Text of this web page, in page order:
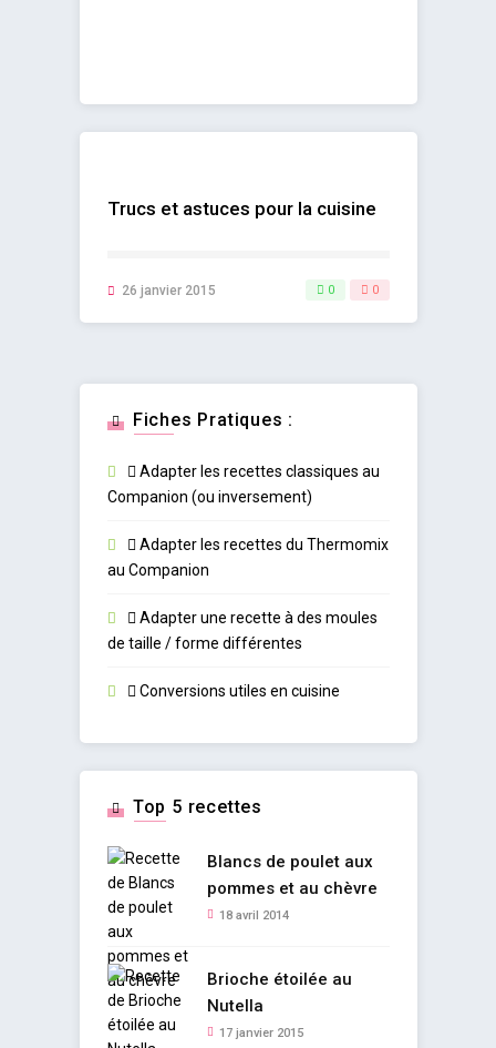
Trucs et astuces pour la cuisine
26 janvier 2015 0 0
Fiches Pratiques :
Adapter les recettes classiques au
Companion (ou inversement)
Adapter les recettes du Thermomix
au Companion
Adapter une recette à des moules
de taille / forme différentes
Conversions utiles en cuisine
Top 5 recettes
Blancs de poulet aux
pommes et au chèvre
18 avril 2014
Brioche étoilée au
Nutella
17 janvier 2015